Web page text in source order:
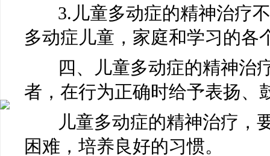
3.儿童多动症的精神治疗不
多动症儿童，家庭和学习的各
四、儿童多动症的精神治
者，在行为正确时给予表扬、
儿童多动症的精神治疗，
困难，培养良好的习惯。